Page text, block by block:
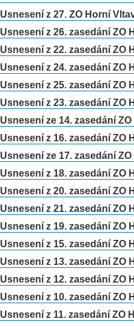
Usnesení z 27. ZO Horní
Usnesení z 26. zasedání ZO
Usnesení z 22. zasedání ZO
Usnesení z 24. zasedání ZO
Usnesení z 25. zasedání ZO
Usnesení z 23. zasedání ZO
Usnesení ze 14. zasedání
Usnesení z 16. zasedání ZO
Usnesení ze 17. zasedání
Usnesení z 18. zasedání ZO
Usnesení z 20. zasedání ZO
Usnesení z 21. zasedání ZO
Usnesení z 19. zasedání ZO
Usnesení z 15. zasedání ZO
Usnesení z 13. zasedání ZO
Usnesení z 12. zasedání ZO
Usnesení z 10. zasedání ZO
Usnesení z 11. zasedání ZO